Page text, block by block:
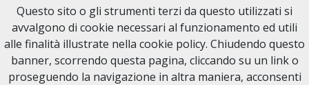
Necrologi Acqui Terme
Ponzone BRUNO GRISONE
Questo sito o gli strumenti terzi da questo utilizzati si
avvalgono di cookie necessari al funzionamento ed utili
alle finalità illustrate nella cookie policy. Chiudendo questo
banner, scorrendo questa pagina, cliccando su un link o
proseguendo la navigazione in altra maniera, acconsenti